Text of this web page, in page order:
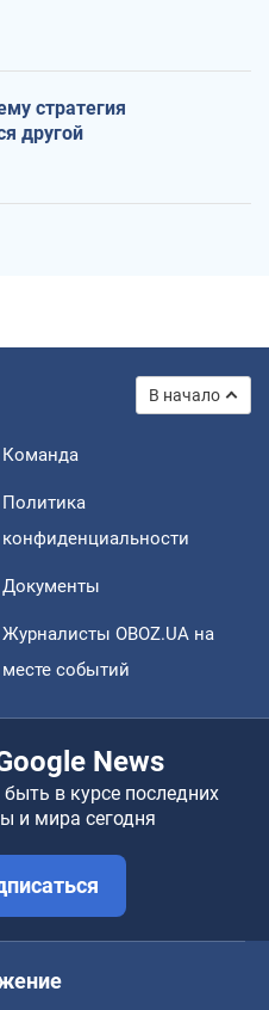
стратегия
другой
В начало
Команда
Политика
конфиденциальности
Документы
Журналисты OBOZ.UA на
месте событий
News
в курсе последних
и мира сегодня